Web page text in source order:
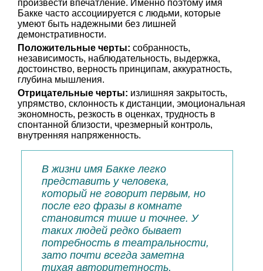
произвести впечатление. Именно поэтому имя
Бакке часто ассоциируется с людьми, которые
умеют быть надежными без лишней
демонстративности.
Положительные черты: собранность,
независимость, наблюдательность, выдержка,
достоинство, верность принципам, аккуратность,
глубина мышления.
Отрицательные черты: излишняя закрытость,
упрямство, склонность к дистанции, эмоциональная
экономность, резкость в оценках, трудность в
спонтанной близости, чрезмерный контроль,
внутренняя напряженность.
В жизни имя Бакке легко
представить у человека,
который не говорит первым, но
после его фразы в комнате
становится тише и точнее. У
таких людей редко бывает
потребность в театральности,
зато почти всегда заметна
тихая авторитетность,